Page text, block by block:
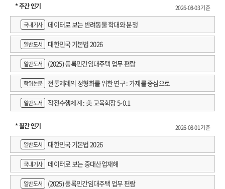
* 주간 인기
2026-08-03 기준
국내기사
데이터로 보는 반려동물 학대와 분쟁
일반도서 대한민국 기본법 2026
일반도서 (2025) 등록민간임대주택 업무 편람
학위논문 전통제례의 정형화를 위한 연구 : 가제를 중심으로
일반도서 작전수행체계 : 美 교육회장 5-0.1
* 월간 인기
2026-08-01 기준
일반도서
대한민국 기본법 2026
국내기사 데이터로 보는 중대산업재해
일반도서 (2025) 등록민간임대주택 업무 편람